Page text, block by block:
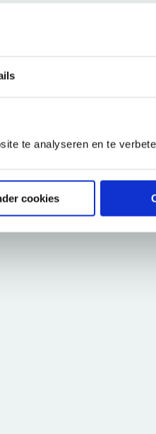
te analyseren en te
cookies